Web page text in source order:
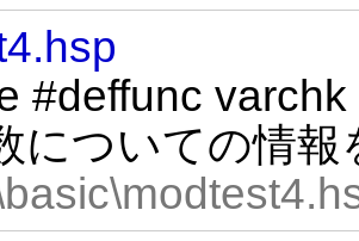
#deffunc
についての情報